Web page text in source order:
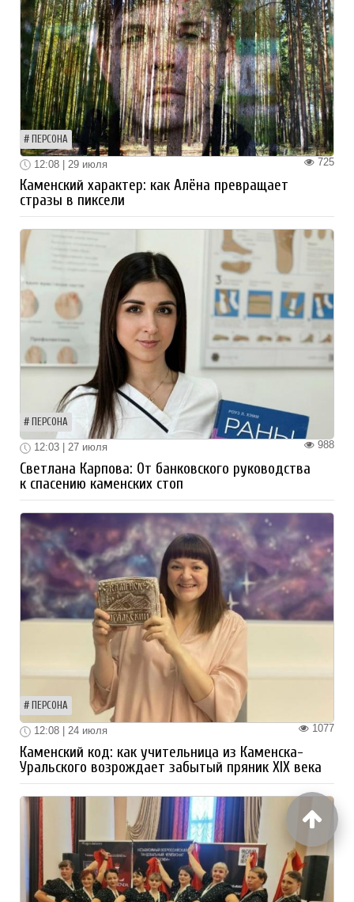
ПЕРСОНА
725
12:08 | 29 июля
Каменский характер: как Алёна превращает
стразы в пиксели
ПЕРСОНА
988
12:03 | 27 июля
Светлана Карпова: От банковского руководства
к спасению каменских стоп
ПЕРСОНА
1077
12:08 | 24 июля
Каменский код: как учительница из Каменска-
Уральского возрождает забытый пряник XIX века